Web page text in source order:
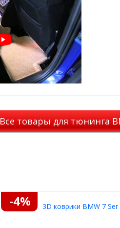
Все товары для тюнинга
-4% 3D коврики BMW 7